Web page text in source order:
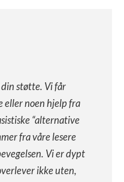
støtte. Vi får
eller noen hjelp fra
“alternative
fra våre lesere
Vi er dypt
ikke uten,